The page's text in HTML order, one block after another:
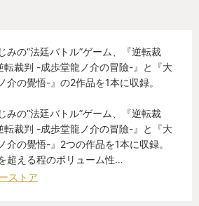
れ味が素敵
力でばっさばっさと謎を切って
けないものも結構切るので、フ
みの“法廷バトル”ゲーム、『逆転裁
転裁判 -成歩堂龍ノ介の冒險-』と『大
介の覺悟-』の2作品を1本に収録。
みの“法廷バトル”ゲーム、『逆転裁
転裁判 -成歩堂龍ノ介の冒險-』と『大
介の覺悟-』2つの作品を1本に収録。
超える程のボリューム性…
ストア